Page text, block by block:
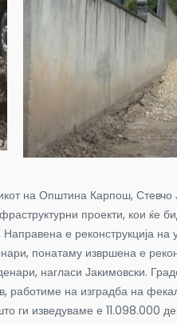
на Општина Карпош, Стевчо
проекти, кои ќе
е реконструкција
понатаму извршена е
нагласи Јакимовски.
на изградба на
ги изведуваме е 11.098.000